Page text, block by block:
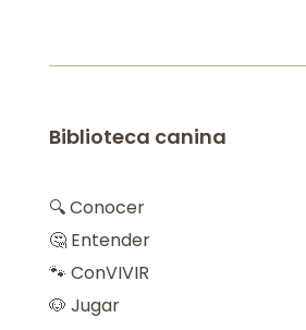
Biblioteca canina
🔍 Conocer
🤔 Entender
🐾 ConVIVIR
🐶 Jugar